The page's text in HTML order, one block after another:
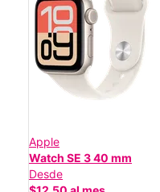
Apple
Watch SE 3 40 mm
Desde